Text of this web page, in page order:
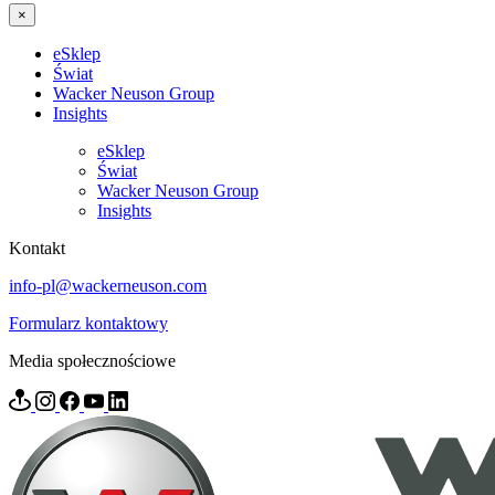
×
eSklep
Świat
Wacker Neuson Group
Insights
eSklep
Świat
Wacker Neuson Group
Insights
Kontakt
info-pl@wackerneuson.com
Formularz kontaktowy
Media społecznościowe